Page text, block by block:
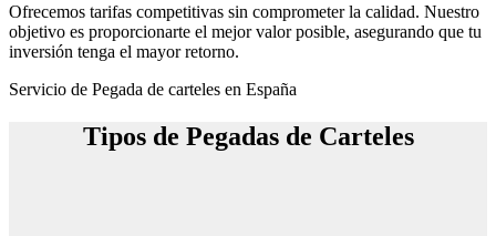
Ofrecemos tarifas competitivas sin comprometer la calidad. Nuestro
objetivo es proporcionarte el mejor valor posible, asegurando que tu
inversión tenga el mayor retorno.
Servicio de Pegada de carteles en España
Tipos de Pegadas de Carteles